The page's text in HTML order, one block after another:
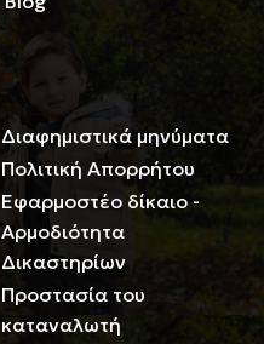
Περιορισμοί ευθύνης
Διαφημιστικά μηνύματα
Πολιτική Απορρήτου
Εφαρμοστέο δίκαιο -
Αρμοδιότητα
Δικαστηρίων
Προστασία του
καταναλωτή